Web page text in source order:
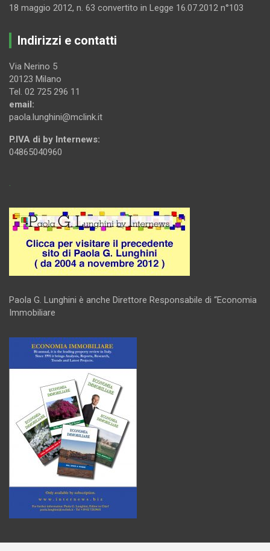
18 maggio 2012, n. 63 convertito in Legge 16.07.2012 n°103
Indirizzi e contatti
Via Nerino 5
20123 Milano
Tel. 02 725 296 11
email:
paola.lunghini@mclink.it
P.IVA di by Internews:
04865040960
.
Paola G. Lunghini è anche Direttore Responsabile di “Economia
Immobiliare